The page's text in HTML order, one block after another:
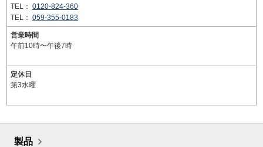
TEL： 0120-824-360
TEL： 059-355-0183
営業時間
午前10時〜午後7時
定休日
第3水曜
製品